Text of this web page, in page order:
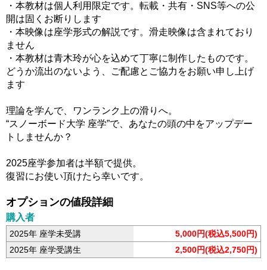
・本教材は個人利用限定です。転載・共有・SNS等への公
開は固くお断りします
・本映像は座学形式の解説です。滑走映像は含まれており
ません
・本教材は青木玲が心を込めて丁寧に制作したものです。
どうか流出のないよう、ご配慮とご協力をお願い申し上げ
ます
理論を学んで、ワンランク上の滑りへ。
“スノーボード大学 座学”で、あなたの頭の中をアップデー
トしませんか？
2025座学参加者は半額で提供。
復習にお使い頂けたら幸いです。
オプションの値段詳細
購入者
2025年 座学未受講
5,000円(税込5,500円)
2025年 座学受講生
2,500円(税込2,750円)